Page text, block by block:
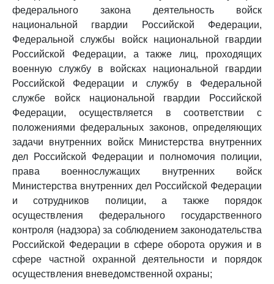
федерального закона деятельность войск
национальной гвардии Российской Федерации,
Федеральной службы войск национальной гвардии
Российской Федерации, а также лиц, проходящих
военную службу в войсках национальной гвардии
Российской Федерации и службу в Федеральной
службе войск национальной гвардии Российской
Федерации, осуществляется в соответствии с
положениями федеральных законов, определяющих
задачи внутренних войск Министерства внутренних
дел Российской Федерации и полномочия полиции,
права военнослужащих внутренних войск
Министерства внутренних дел Российской Федерации
и сотрудников полиции, а также порядок
осуществления федерального государственного
контроля (надзора) за соблюдением законодательства
Российской Федерации в сфере оборота оружия и в
сфере частной охранной деятельности и порядок
осуществления вневедомственной охраны;